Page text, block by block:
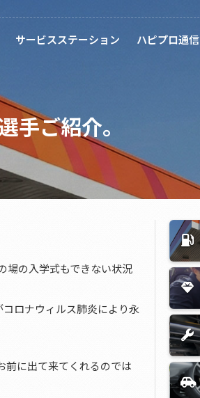
サービスステーション ハピプロ通信
手ご紹介。
場の入学式もできない状況
ロナウィルス肺炎により永
前に出て来てくれるのでは